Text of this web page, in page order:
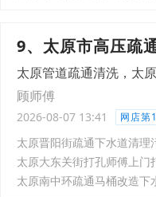
9、太原市高压疏
太原管道疏通清洗，太
顾师傅
2026-08-07 13:41 网店第
太原晋阳街疏通下水道清理
太原大东关街打孔师傅上门
太原南中环疏通马桶改造下